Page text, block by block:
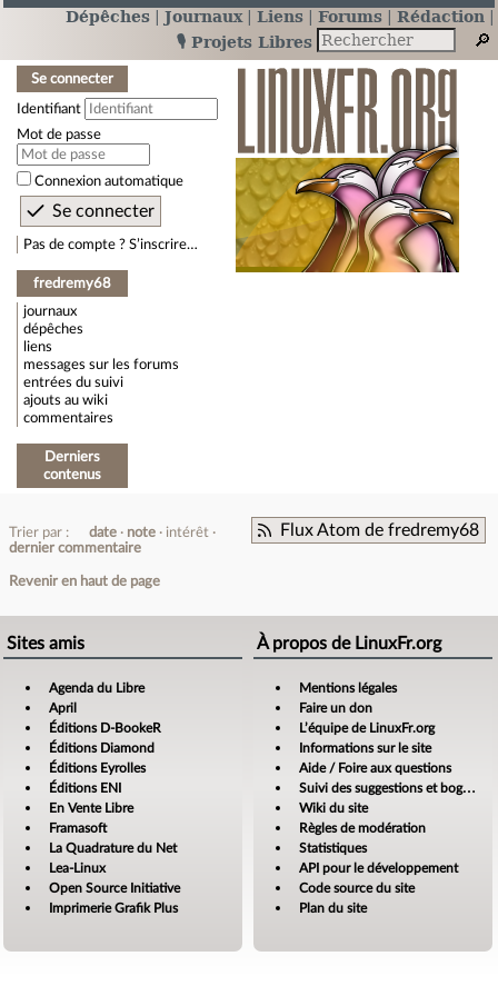
Dépêches Journaux Liens Forums
Rédaction
🎙️ Projets Libres
Se connecter
Identifiant
Mot de passe
Connexion automatique
Pas de compte ? S’inscrire…
fredremy68
journaux
dépêches
liens
messages sur les forums
entrées du suivi
ajouts au wiki
commentaires
Derniers
contenus
Flux Atom de fredremy68
Trier par : date note
intérêt
dernier commentaire
Revenir en haut de page
Sites amis
Agenda du Libre
April
Éditions D-BookeR
Éditions Diamond
Éditions Eyrolles
Éditions ENI
En Vente Libre
Framasoft
La Quadrature du Net
Lea-Linux
Open Source Initiative
Imprimerie Grafik Plus
À propos de LinuxFr.org
Mentions légales
Faire un don
L’équipe de LinuxFr.org
Informations sur le site
Aide / Foire aux questions
Suivi des suggestions et bogues
Wiki du site
Règles de modération
Statistiques
API pour le développement
Code source du site
Plan du site